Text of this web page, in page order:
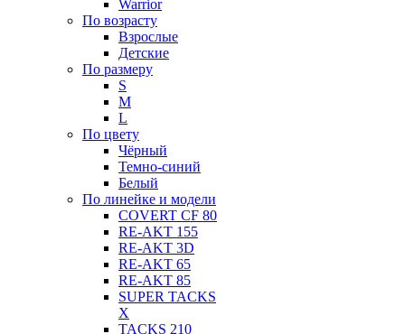
Warrior
По возрасту
Взрослые
Детские
По размеру
S
M
L
По цвету
Чёрный
Темно-синий
Белый
По линейке и модели
COVERT CF 80
RE-AKT 155
RE-AKT 3D
RE-AKT 65
RE-AKT 85
SUPER TACKS
X
TACKS 210